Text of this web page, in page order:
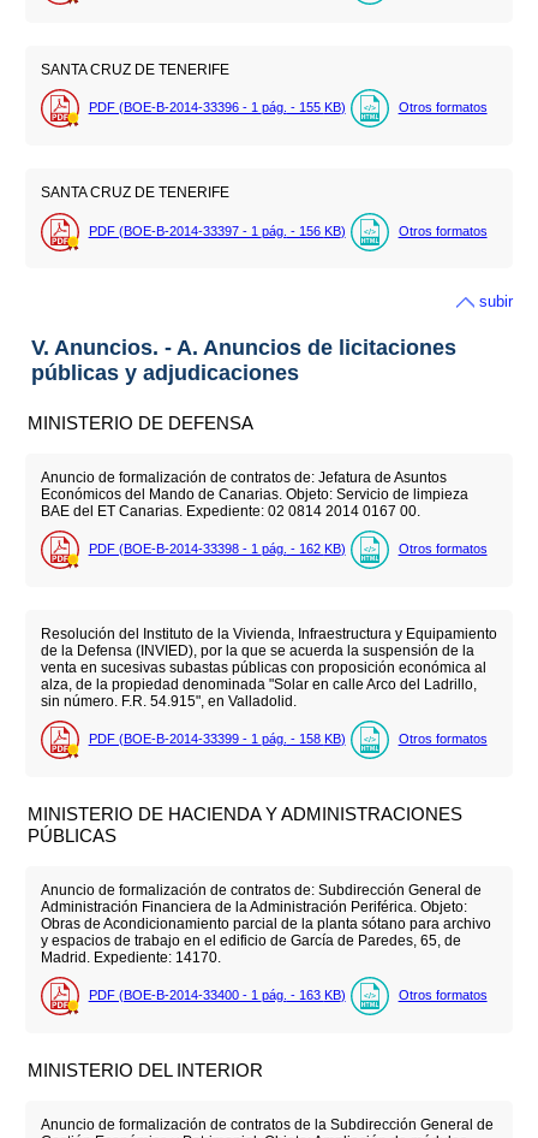
SANTA CRUZ DE TENERIFE
PDF (BOE-B-2014-33396 - 1 pág. - 155 KB) Otros formatos
SANTA CRUZ DE TENERIFE
PDF (BOE-B-2014-33397 - 1 pág. - 156 KB) Otros formatos
subir
V. Anuncios. - A. Anuncios de licitaciones
públicas y adjudicaciones
MINISTERIO DE DEFENSA
Anuncio de formalización de contratos de: Jefatura de Asuntos
Económicos del Mando de Canarias. Objeto: Servicio de limpieza
BAE del ET Canarias. Expediente: 02 0814 2014 0167 00.
PDF (BOE-B-2014-33398 - 1 pág. - 162 KB) Otros formatos
Resolución del Instituto de la Vivienda, Infraestructura y Equipamiento
de la Defensa (INVIED), por la que se acuerda la suspensión de la
venta en sucesivas subastas públicas con proposición económica al
alza, de la propiedad denominada "Solar en calle Arco del Ladrillo,
sin número. F.R. 54.915", en Valladolid.
PDF (BOE-B-2014-33399 - 1 pág. - 158 KB) Otros formatos
MINISTERIO DE HACIENDA Y ADMINISTRACIONES
PÚBLICAS
Anuncio de formalización de contratos de: Subdirección General de
Administración Financiera de la Administración Periférica. Objeto:
Obras de Acondicionamiento parcial de la planta sótano para archivo
y espacios de trabajo en el edificio de García de Paredes, 65, de
Madrid. Expediente: 14170.
PDF (BOE-B-2014-33400 - 1 pág. - 163 KB) Otros formatos
MINISTERIO DEL INTERIOR
Anuncio de formalización de contratos de la Subdirección General de